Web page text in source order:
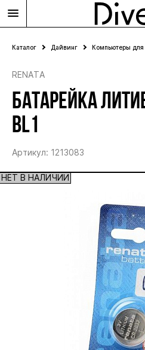
Каталог Дайвинг Компьютеры для
RENATA
БАТАРЕЙКА
BL1
Артикул: 1213083
НЕТ В НАЛИЧИИ